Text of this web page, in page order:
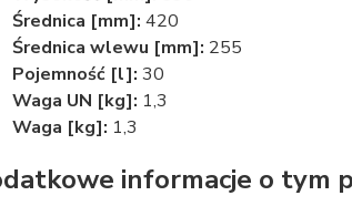
Średnica [mm]: 420
Średnica wlewu [mm]: 255
Pojemność [l]: 30
Waga UN [kg]: 1,3
Waga [kg]: 1,3
informacje o tym